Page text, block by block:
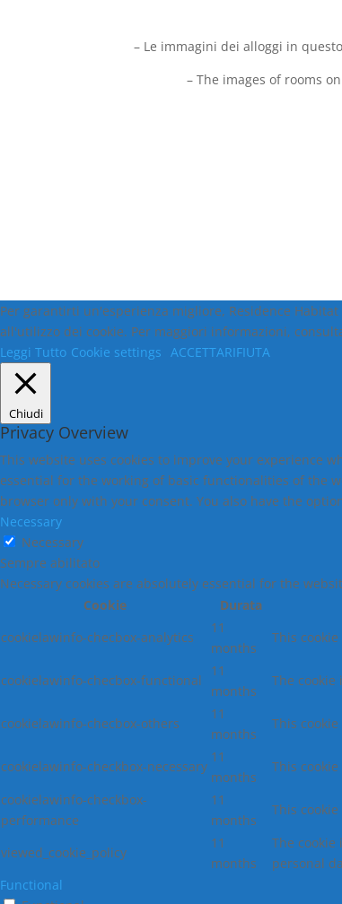
– Le immagini dei alloggi in
– The images of rooms
Per garantirti un'esperienza migliore, Residence
all'utilizzo dei cookie. Per maggiori informazioni,
Leggi Tutto Cookie settings ACCETTARIFIUTA
Chiudi
Privacy Overview
This website uses cookies to improve your experience
essential for the working of basic functionalities of the
browser only with your consent. You also have the
Necessary
Necessary
Sempre abilitato
Necessary cookies are absolutely essential for the
Cookie
Durata
cookielawinfo-checbox-analytics
11
months
This
cookielawinfo-checbox-functional
11
months
The cookie
cookielawinfo-checbox-others
11
months
This
cookielawinfo-checkbox-necessary
11
months
This
cookielawinfo-checkbox-
performance
11
months
This
viewed_cookie_policy
11
months
The cookie
personal
Functional